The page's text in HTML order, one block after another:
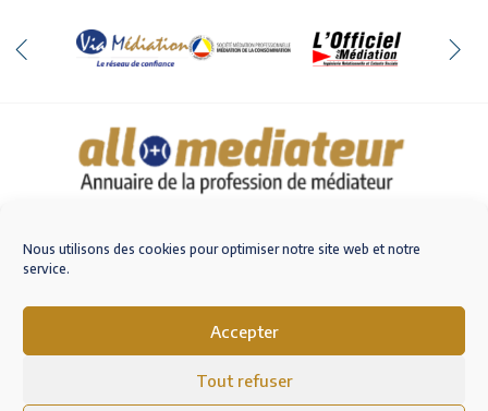
Nous utilisons des cookies pour optimiser notre site web et notre
service.
Accepter
Tout refuser
M'inscrire sur AlloMediateur
Mentions légales – RGPD